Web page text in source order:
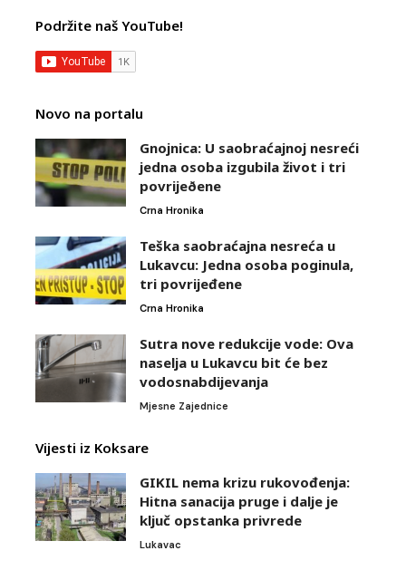
Podržite naš YouTube!
Novo na portalu
Gnojnica: U saobraćajnoj nesreći
jedna osoba izgubila život i tri
povrijeðene
Crna Hronika
Teška saobraćajna nesreća u
Lukavcu: Jedna osoba poginula,
tri povrijeđene
Crna Hronika
Sutra nove redukcije vode: Ova
naselja u Lukavcu bit će bez
vodosnabdijevanja
Mjesne Zajednice
Vijesti iz Koksare
GIKIL nema krizu rukovođenja:
Hitna sanacija pruge i dalje je
ključ opstanka privrede
Lukavac